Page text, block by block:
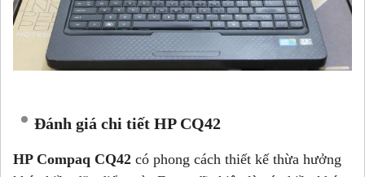
Đánh giá chi tiết HP CQ42
HP Compaq CQ42 có phong cách thiết kế thừa hưởng